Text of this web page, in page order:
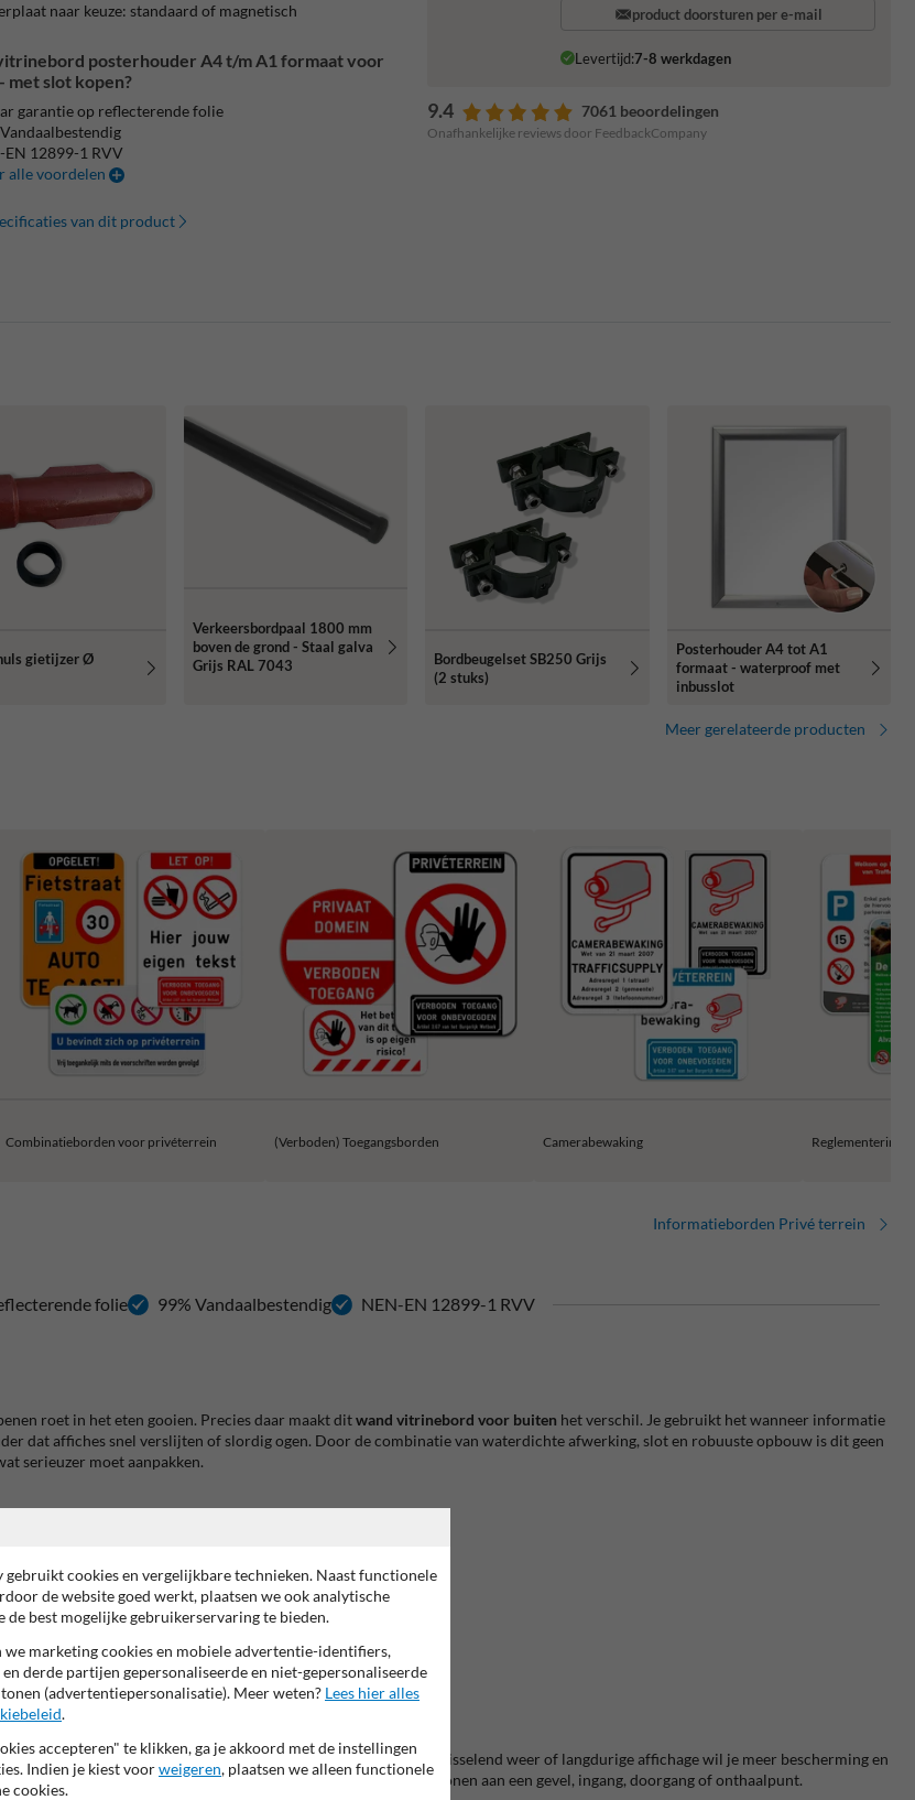
product doorsturen per e-mail
Levertijd:7-8 werkdagen
9.4 7061 beoordelingen
Onafhankelijke reviews door FeedbackCompany
naar keuze: standaard of magnetisch
posterhouder A4 t/m A1 formaat voor
met slot kopen?
garantie op reflecterende folie
EN 12899-1 RVV
alle voordelen
van dit product
gietijzer Ø
Verkeersbordpaal 1800 mm
boven de grond - Staal galva
Grijs RAL 7043
Bordbeugelset SB250 Grijs
(2 stuks)
Posterhouder A4 tot A1
formaat - waterproof met
inbusslot
Meer gerelateerde producten
Combinatieborden voor privéterrein (Verboden) Toegangsborden Camerabewaking
Informatieborden Privé terrein
folie 99% Vandaalbestendig NEN-EN 12899-1 RVV
roet in het eten gooien. Precies daar maakt ditwand vitrinebord voor buiten het verschil. Je gebruikt het wanneer informatie
dat affiches snel verslijten of slordig ogen. Door de combinatie van waterdichte afwerking, slot en robuuste opbouw is dit geen
serieuzer moet aanpakken.
is buiten vaak te beperkt. Zeker op plekken met veel passage, wisselend weer of langdurige affichage wil je meer bescherming en
het is echt bedoeld voor wie informatie veilig en verzorgd wil tonen aan een gevel, ingang, doorgang of onthaalpunt.
gebruikt cookies en vergelijkbare technieken. Naast functionele
de website goed werkt, plaatsen we ook analytische
de best mogelijke gebruikerservaring te bieden.
we marketing cookies en mobiele advertentie-identifiers,
derde partijen gepersonaliseerde en niet-gepersonaliseerde
(advertentiepersonalisatie). Meer weten? Lees hier alles
.
accepteren" te klikken, ga je akkoord met de instellingen
Indien je kiest voorweigeren, plaatsen we alleen functionele
cookies.